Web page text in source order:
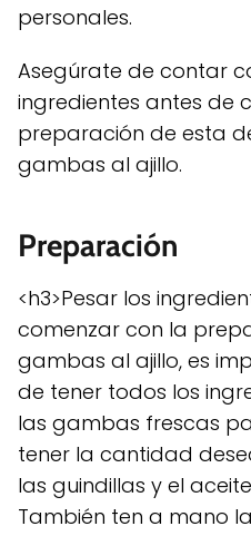
personales.
Asegúrate de contar
ingredientes antes de
preparación de esta
gambas al ajillo.
Preparación
<h3>Pesar los
comenzar con la
gambas al ajillo, es
de tener todos los
las gambas frescas
tener la cantidad
las guindillas y el
También ten a mano